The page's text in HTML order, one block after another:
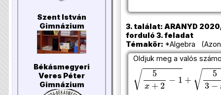
Szent István
Gimnázium
Békásmegyeri
Veres Péter
Gimnázium
3. találat: ARANYD
forduló 3. feladat
Témakör: *Algebra
Oldjuk meg a valós
x 2− 3− 1= 2−